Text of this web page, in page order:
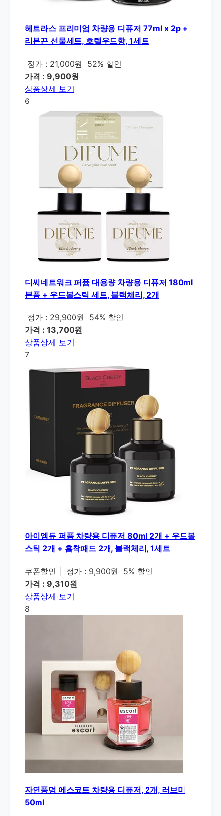
헤트라스 프리미엄 차량용 디퓨저 77ml x 2p +
리본끈 선물세트, 호텔우드향, 1세트
정가 : 21,000원
52% 할인
가격 : 9,900원
상품상세 보기
6
디씨네트워크 퍼퓸 대용량 차량용 디퓨저 180ml
본품 + 우드볼스틱 세트, 블랙체리, 2개
정가 : 29,900원
54% 할인
가격 : 13,700원
상품상세 보기
7
아이엠듀 퍼퓸 차량용 디퓨저 80ml 2개 + 우드볼
스틱 2개 + 흡착패드 2개, 블랙체리, 1세트
쿠폰할인 정가 : 9,900원
5% 할인
가격 : 9,310원
상품상세 보기
8
자연풍덩 에스코트 차량용 디퓨저, 2개, 러브미
50ml